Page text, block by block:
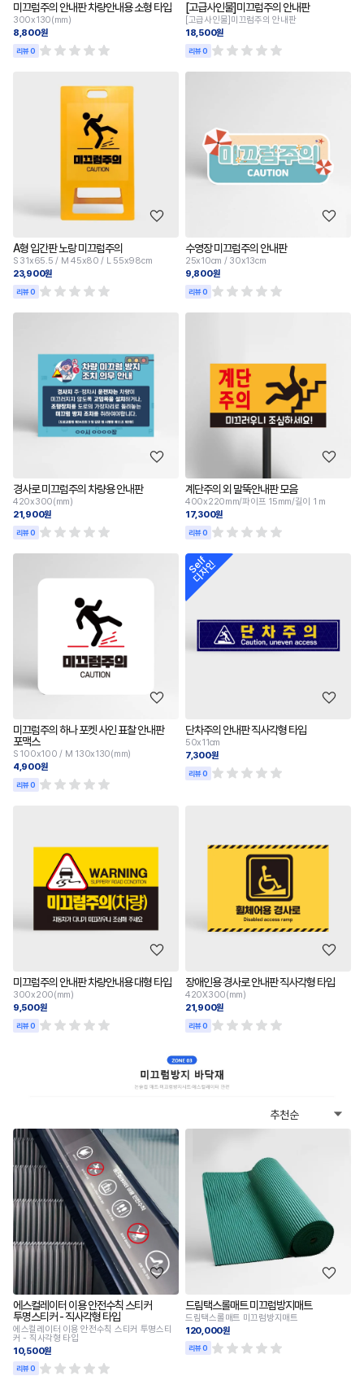
미끄럼주의 안내판 차량안내용 소형 타입
300x130(mm)
8,800원
리뷰 0
[고급사인물]미끄럼주의 안내판
[고급사인물]미끄럼주의 안내판
18,500원
리뷰 0
A형 입간판 노랑 미끄럼주의
S 31x65.5 / M 45x80 / L 55x98cm
23,900원
리뷰 0
수영장 미끄럼주의 안내판
25x10cm / 30x13cm
9,800원
리뷰 0
경사로 미끄럼주의 차량용 안내판
420x300(mm)
21,900원
리뷰 0
계단주의 외 말뚝안내판 모음
400x220mm/파이프 15mm/길이 1 m
17,300원
리뷰 0
미끄럼주의 하나 포켓 사인 표찰 안내판
포맥스
S 100x100 / M 130x130(mm)
4,900원
리뷰 0
단차주의 안내판 직사각형 타입
50x11cm
7,300원
리뷰 0
미끄럼주의 안내판 차량안내용 대형 타입
300x200(mm)
9,500원
리뷰 0
장애인용 경사로 안내판 직사각형 타입
420X300(mm)
21,900원
리뷰 0
에스컬레이터 이용 안전수칙 스티커
투명스티커 - 직사각형 타입
에스컬레이터 이용 안전수칙 스티커 투명스티
커 - 직사각형 타입
10,500원
리뷰 0
드림택스롤매트 미끄럼방지매트
드림택스롤매트 미끄럼방지매트
120,000원
리뷰 0